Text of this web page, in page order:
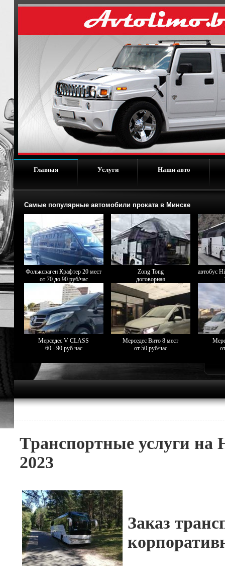
Главная Услуги Наши авто
Самые популярные автомобили проката в Минске
Фольксваген Крафтер 20 мест
от 70 до 90 руб/час
Zong Tong
договорная
автобус
Мерседес V CLASS
60 - 90 руб час
Мерседес Вито 8 мест
от 50 руб/час
Транспортные услуги на
2023
Заказ